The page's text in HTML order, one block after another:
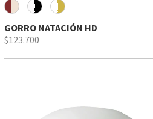
GORRO NATACIÓN HD
$123.700